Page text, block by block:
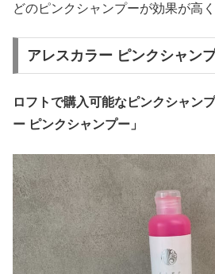
どのピンクシャンプーが効果が高
アレスカラー ピンクシャン
ロフトで購入可能なピンクシャン
ー ピンクシャンプー」